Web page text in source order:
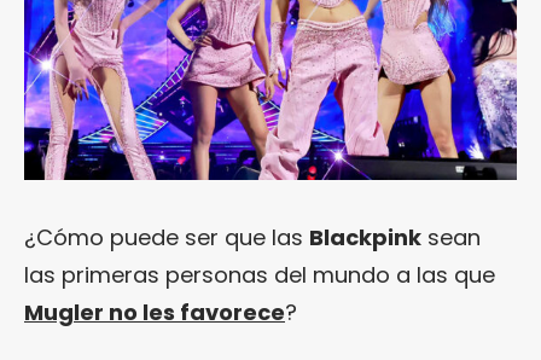
¿Cómo puede ser que las Blackpink sean
las primeras personas del mundo a las que
Mugler no les favorece?